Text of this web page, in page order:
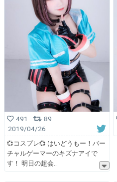
491
89
2019/04/26
💞コスプレ💞 はいどうもー！バー
チャルゲーマーのキズナアイで
す！ 明日の超会